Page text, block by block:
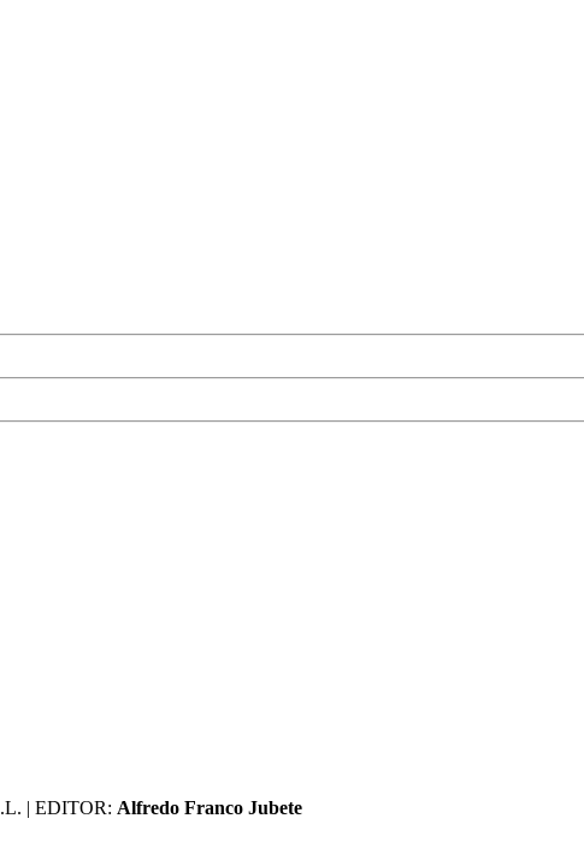
| EDITOR: Alfredo Franco Jubete